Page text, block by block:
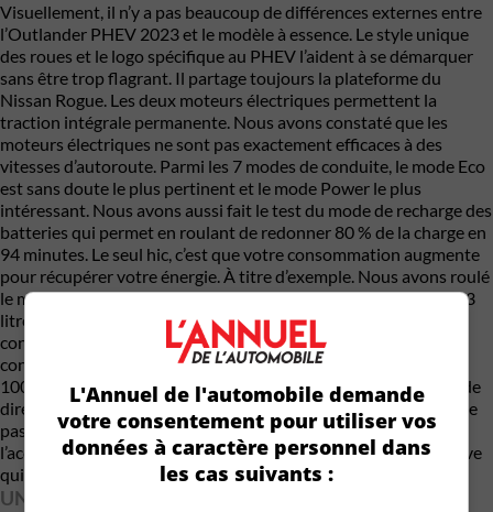
Visuellement, il n’y a pas beaucoup de différences externes entre
l’Outlander PHEV 2023 et le modèle à essence. Le style unique
des roues et le logo spécifique au PHEV l’aident à se démarquer
sans être trop flagrant. Il partage toujours la plateforme du
Nissan Rogue. Les deux moteurs électriques permettent la
traction intégrale permanente. Nous avons constaté que les
moteurs électriques ne sont pas exactement efficaces à des
vitesses d’autoroute. Parmi les 7 modes de conduite, le mode Eco
est sans doute le plus pertinent et le mode Power le plus
intéressant. Nous avons aussi fait le test du mode de recharge des
batteries qui permet en roulant de redonner 80 % de la charge en
94 minutes. Le seul hic, c’est que votre consommation augmente
pour récupérer votre énergie. À titre d’exemple. Nous avons roulé
le matin en mode électrique et notre consommation était de 1,3
litre aux 100 km. En après-midi en mode recharge, notre
consommation a grimpé à 8,1 L/100 km. Les meilleures
consommations de la journée tournaient autour de 6 litres aux
100 km. Si la conduite est souple et assez confortable, difficile de
dire la même chose de la boîte de vitesse à un rapport qui n’aime
pas du tout les conducteurs qui appuient fortement sur
l’accélérateur. Elle préfère de loin la touche souple et progressive
qui rend la conduite plus agréable.
UN HABITACLE BIEN AMÉNAGÉ
L'Annuel de l'automobile demande
votre consentement pour utiliser vos
données à caractère personnel dans
les cas suivants :